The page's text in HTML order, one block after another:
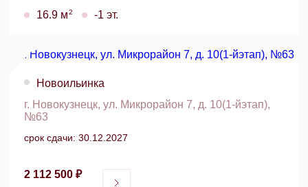
16.9 м2 -1 эт.
Новоильинка
г. Новокузнецк, ул. Микрорайон 7, д. 10(1-йэтап),
№63
срок сдачи: 30.12.2027
2 112 500 ₽